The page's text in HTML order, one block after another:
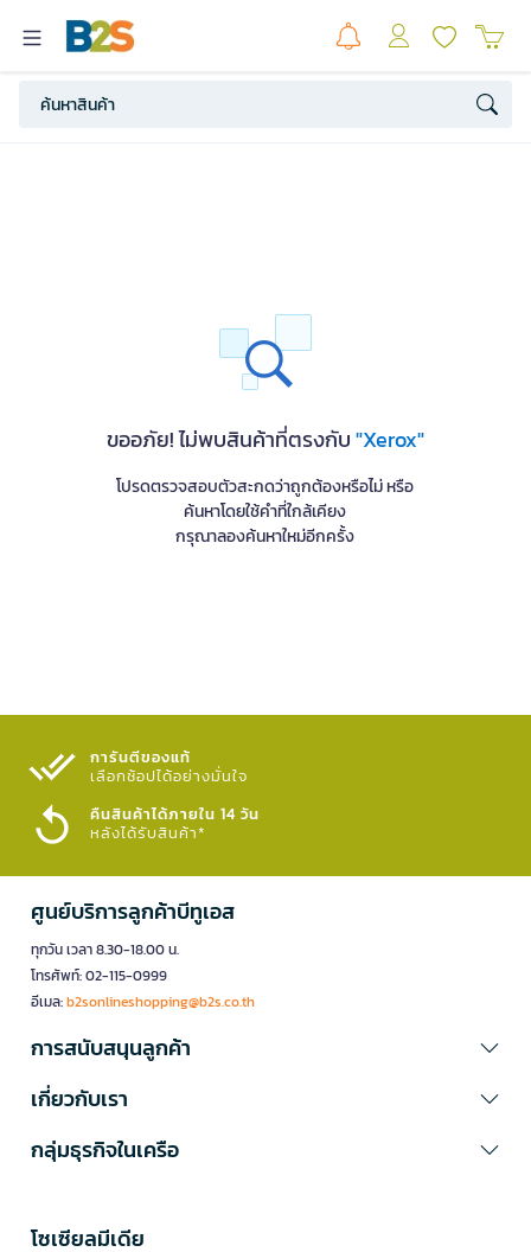
ขออภัย! ไม่พบสินค้าที่ตรงกับ"Xerox"
โปรดตรวจสอบตัวสะกดว่าถูกต้องหรือไม่ หรือ
ค้นหาโดยใช้คำที่ใกล้เคียง
กรุณาลองค้นหาใหม่อีกครั้ง
การันตีของแท้
เลือกช้อปได้อย่างมั่นใจ​
คืนสินค้าได้ภายใน 14 วัน
หลังได้รับสินค้า*
ศูนย์บริการลูกค้าบีทูเอส
ทุกวัน เวลา 8.30-18.00 น.
โทรศัพท์: 02-115-0999
อีเมล:b2sonlineshopping@b2s.co.th
การสนับสนุนลูกค้า
เกี่ยวกับเรา
กลุ่มธุรกิจในเครือ
โซเซียลมีเดีย​